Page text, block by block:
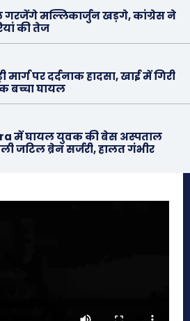
मल्लिकार्जुन खड़गे, कांग्रेस ने
की तेज
पर दर्दनाक हादसा, खाई में गिरी
बच्चा घायल
में घायल युवक की बेस अस्पताल
जटिल ब्रेन सर्जरी, हालत गंभीर